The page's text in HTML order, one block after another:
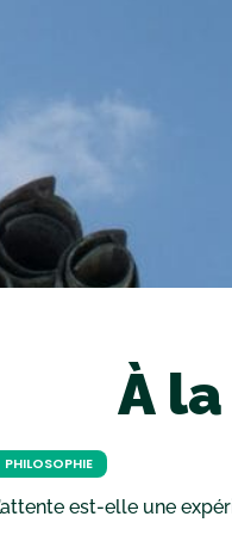
À
PHILOSOPHIE
est-elle une